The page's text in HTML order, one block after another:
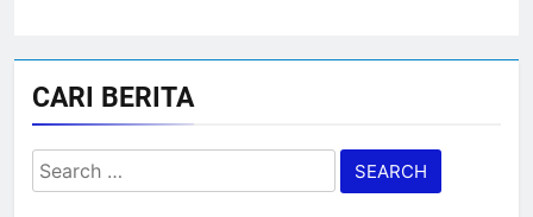
CARI BERITA
Search
for: